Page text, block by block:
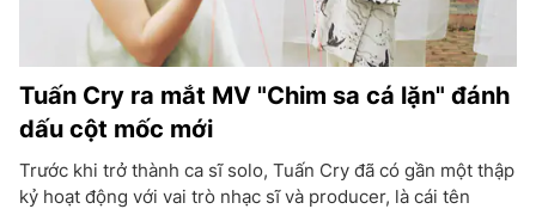
Tuấn Cry ra mắt MV "Chim sa cá lặn" đánh
dấu cột mốc mới
Trước khi trở thành ca sĩ solo, Tuấn Cry đã có gần một thập
kỷ hoạt động với vai trò nhạc sĩ và producer, là cái tên